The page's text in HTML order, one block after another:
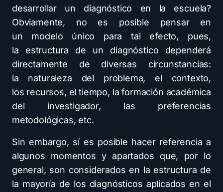
desarrollar un diagnóstico en la escuela?
Obviamente, no es posible pensar en
un modelo único para tal efecto, pues,
la estructura de un diagnóstico dependerá
directamente de diversas circunstancias:
la naturaleza del problema, el contexto,
los recursos, el tiempo, la formación académica
del investigador, las preferencias
metodológicas, etc.
Sin embargo, sí es posible hacer referencia a
algunos momentos y apartados que, por lo
general, son considerados en la estructura de
la mayoría de los diagnósticos aplicados en el